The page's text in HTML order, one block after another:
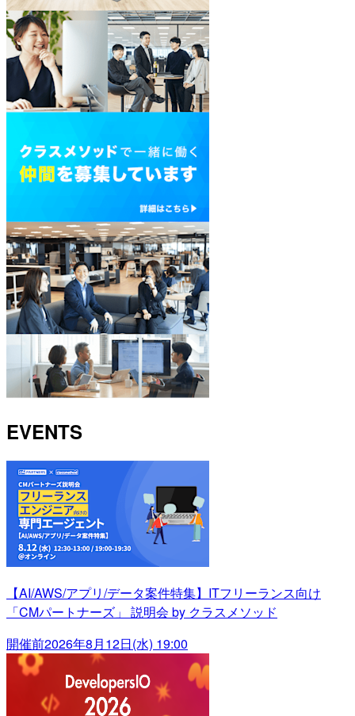
EVENTS
【AI/AWS/アプリ/データ案件特集】ITフリーランス向け
「CMパートナーズ」 説明会 by クラスメソッド
開催前2026年8月12日(水) 19:00